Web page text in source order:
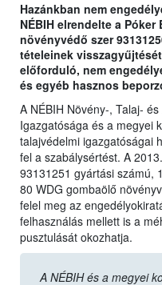
Hazánkban nem
NÉBIH elrendelte a Póker
növényvédő szer
tételeinek
előforduló, nem
és egyéb hasznos
A NÉBIH Növény-, Talaj-
Igazgatósága és a megyei
talajvédelmi igazgatóságai
fel a szabálysértést. A
93131251 gyártási számú,
80 WDG gombaölő
felel meg az
felhasználás mellett is a
pusztulását okozhatja.
A NÉBIH és a megyei